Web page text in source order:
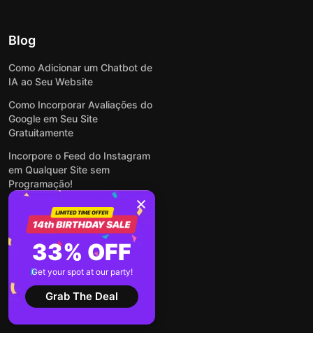
Blog
Como Adicionar um Chatbot de
IA ao Seu Website
Como Incorporar Avaliações do
Google em Seu Site
Gratuitamente
Incorpore o Feed do Instagram
em Qualquer Site sem
Programação!
Como Incorporar Formulários
em Qualquer Site Online e
Gratuitamente
Como Criar Formulário para
WordPress: Simples e Rápido
Ver todas publicações
33% OFF
Get your spot at our party!
Grab The Deal